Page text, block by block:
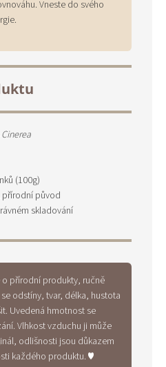
Vneste do svého
(100g)
přírodní původ
skladování
o přírodní produkty, ručně
odstíny, tvar, délka, hustota
Uvedená hmotnost se
Vlhkost vzduchu ji může
odlišnosti jsou důkazem
každého produktu. ♥